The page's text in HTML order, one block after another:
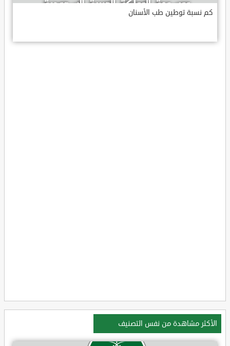
كم نسبة توطين طب الأسنان
الأكثر مشاهدة من نفس التصنيف